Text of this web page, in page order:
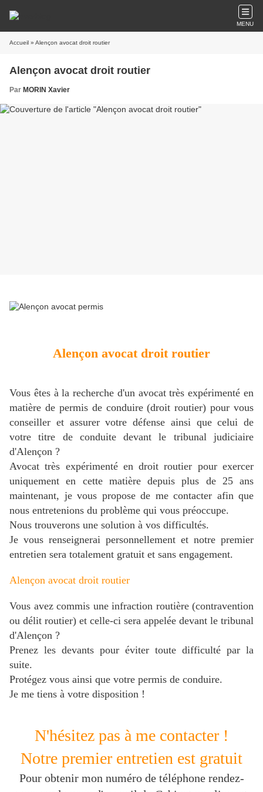
MENU
Accueil » Alençon avocat droit routier
Alençon avocat droit routier
Par MORIN Xavier
Alençon avocat droit routier
Vous êtes à la recherche d'un avocat très expérimenté en
matière de permis de conduire (droit routier) pour vous
conseiller et assurer votre défense ainsi que celui de
votre titre de conduite devant le tribunal judiciaire
d'Alençon ?
Avocat très expérimenté en droit routier pour exercer
uniquement en cette matière depuis plus de 25 ans
maintenant, je vous propose de me contacter afin que
nous entretenions du problème qui vous préoccupe.
Nous trouverons une solution à vos difficultés.
Je vous renseignerai personnellement et notre premier
entretien sera totalement gratuit et sans engagement.
Alençon avocat droit routier
Vous avez commis une infraction routière (contravention
ou délit routier) et celle-ci sera appelée devant le tribunal
d'Alençon ?
Prenez les devants pour éviter toute difficulté par la
suite.
Protégez vous ainsi que votre permis de conduire.
Je me tiens à votre disposition !
N'hésitez pas à me contacter !
Notre premier entretien est gratuit
Pour obtenir mon numéro de téléphone rendez-